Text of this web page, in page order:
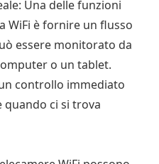
Una delle funzioni
WiFi è fornire un flusso
essere monitorato da
o un tablet.
controllo immediato
quando ci si trova